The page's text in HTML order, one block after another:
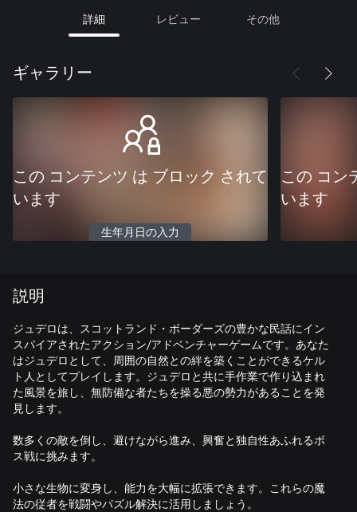
詳細 レビュー その他
ギャラリー
この コンテンツ は ブロック されて
います
生年月日の入力
この コン
います
説明
ジュデロは、スコットランド・ボーダーズの豊かな民話にイン
スパイアされたアクション/アドベンチャーゲームです。あなた
はジュデロとして、周囲の自然との絆を築くことができるケル
ト人としてプレイします。ジュデロと共に手作業で作り込まれ
た風景を旅し、無防備な者たちを操る悪の勢力があることを発
見します。
数多くの敵を倒し、避けながら進み、興奮と独自性あふれるボ
ス戦に挑みます。
小さな生物に変身し、能力を大幅に拡張できます。これらの魔
法の従者を戦闘やパズル解決に活用しましょう。